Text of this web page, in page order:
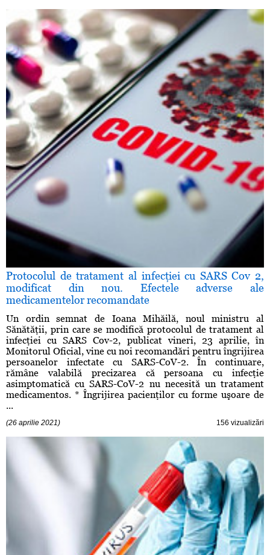
Protocolul de tratament al infecţiei cu SARS Cov 2,
modificat din nou. Efectele adverse ale
medicamentelor recomandate
Un ordin semnat de Ioana Mihăilă, noul ministru al
Sănătăţii, prin care se modifică protocolul de tratament al
infecţiei cu SARS Cov-2, publicat vineri, 23 aprilie, în
Monitorul Oficial, vine cu noi recomandări pentru îngrijirea
persoanelor infectate cu SARS-CoV-2. În continuare,
rămâne valabilă precizarea că persoana cu infecţie
asimptomatică cu SARS-CoV-2 nu necesită un tratament
medicamentos. * Îngrijirea pacienţilor cu forme uşoare de
...
(26 aprilie 2021) 156 vizualizări